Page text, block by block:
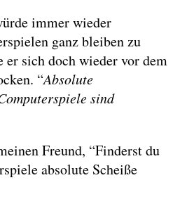
immer wieder
ganz bleiben zu
er sich doch wieder vor dem
“Absolute
sind
Freund, “Finderst du
absolute Scheiße